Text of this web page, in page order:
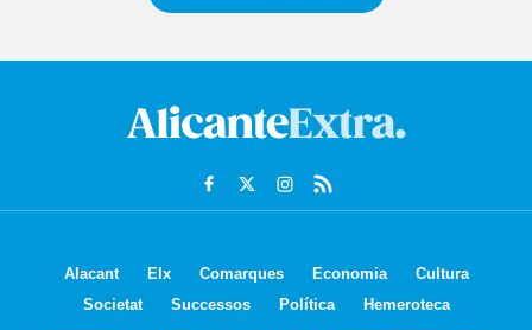
Alacant Elx Comarques Economia
Cultura
Societat
Successos Política Hemeroteca